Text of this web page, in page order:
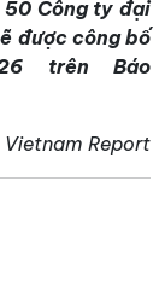
Công ty đại
được công bố
trên Báo
Vietnam Report